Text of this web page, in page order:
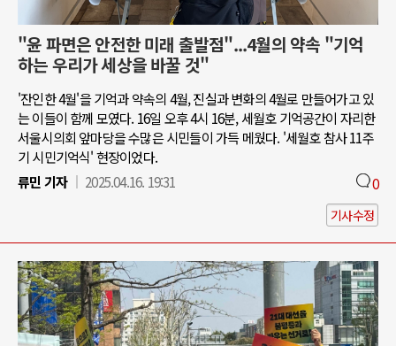
"윤 파면은 안전한 미래 출발점"...4월의 약속 "기억
하는 우리가 세상을 바꿀 것"
'잔인한 4월'을 기억과 약속의 4월, 진실과 변화의 4월로 만들어가고 있
는 이들이 함께 모였다. 16일 오후 4시 16분, 세월호 기억공간이 자리한
서울시의회 앞마당을 수많은 시민들이 가득 메웠다. '세월호 참사 11주
기 시민기억식' 현장이었다.
류민 기자
2025.04.16. 19:31 0
기사수정